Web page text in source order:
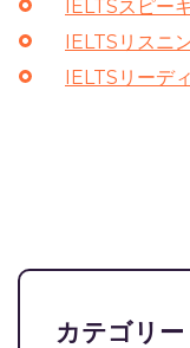
IELTSスピー
IELTSリスニ
IELTSリーデ
カテゴリー